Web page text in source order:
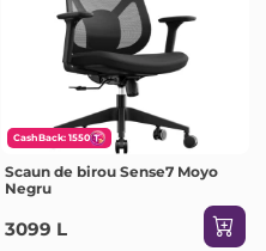
CashBack: 1550
Scaun de birou Sense7 Moyo
Negru
3099 L